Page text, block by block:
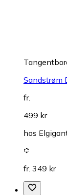
Sandstrøm
fr.
499 kr
hos
fr. 349 kr